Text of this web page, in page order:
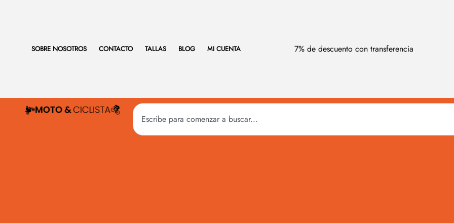
SOBRE NOSOTROS CONTACTO TALLAS BLOG MI CUENTA 7% de descuento con transferencia